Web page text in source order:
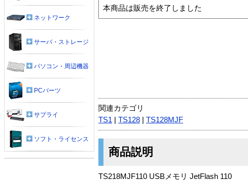
本商品は販売を終了しました
関連カテゴリ
TS1
TS128 TS128MJF
商品説明
TS218MJF110 USBメモリ JetFlash 110
ネットワーク
サーバ・ストレージ
パソコン・周辺機器
PCパーツ
サプライ
ソフト・ライセンス